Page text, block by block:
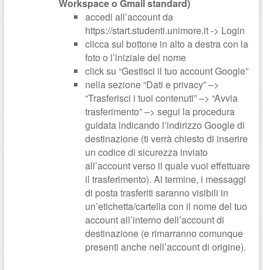
Workspace o Gmail standard)
accedi all’account da
https://start.studenti.unimore.it -> Login
clicca sul bottone in alto a destra con la
foto o l’iniziale del nome
click su “Gestisci il tuo account Google”
nella sezione “Dati e privacy” –>
“Trasferisci i tuoi contenuti” –> “Avvia
trasferimento” –> segui la procedura
guidata indicando l’indirizzo Google di
destinazione (ti verrà chiesto di inserire
un codice di sicurezza inviato
all’account verso il quale vuoi effettuare
il trasferimento). Al termine, i messaggi
di posta trasferiti saranno visibili in
un’etichetta/cartella con il nome del tuo
account all’interno dell’account di
destinazione (e rimarranno comunque
presenti anche nell’account di origine).